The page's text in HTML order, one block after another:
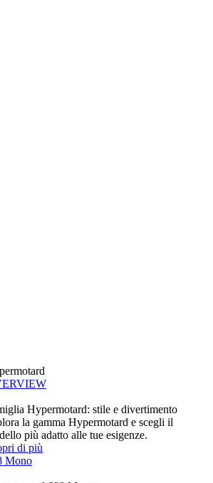
Hypermotard: stile e divertimento
la gamma Hypermotard e scegli il
più adatto alle tue esigenze.
di più
Mono